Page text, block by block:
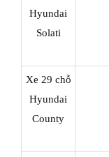
Hyundai
Solati
Xe 29 chỗ
Hyundai
County